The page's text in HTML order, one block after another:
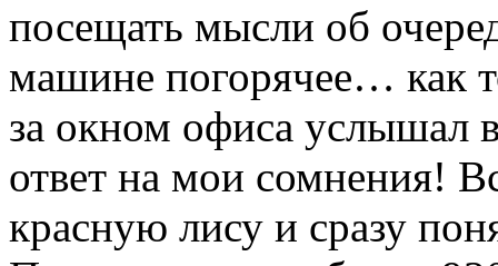
посещать мысли об
машине погорячее… как
за окном офиса услышал
ответ на мои сомнения!
красную лису и сразу